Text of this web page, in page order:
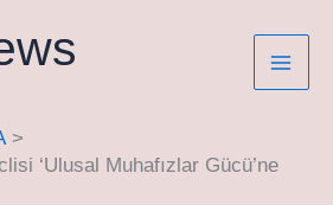
‘Ulusal Muhafızlar Gücü’ne